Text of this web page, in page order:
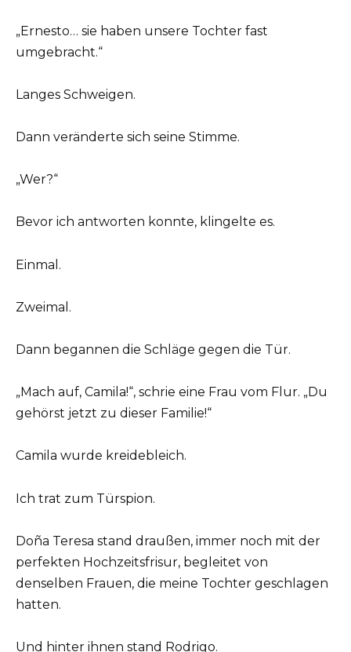
„Ernesto… sie haben unsere Tochter fast
umgebracht.“
Langes Schweigen.
Dann veränderte sich seine Stimme.
„Wer?“
Bevor ich antworten konnte, klingelte es.
Einmal.
Zweimal.
Dann begannen die Schläge gegen die Tür.
„Mach auf, Camila!“, schrie eine Frau vom Flur. „Du
gehörst jetzt zu dieser Familie!“
Camila wurde kreidebleich.
Ich trat zum Türspion.
Doña Teresa stand draußen, immer noch mit der
perfekten Hochzeitsfrisur, begleitet von
denselben Frauen, die meine Tochter geschlagen
hatten.
Und hinter ihnen stand Rodrigo.